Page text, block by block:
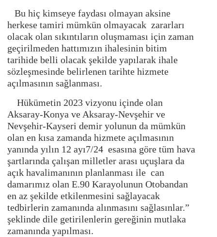
Bu hiç kimseye faydası olmayan aksine
herkese tamiri mümkün olmayacak zararları
olacak olan sıkıntıların oluşmaması için zaman
geçirilmeden hattımızın ihalesinin bitim
tarihide belli olacak şekilde yapılarak ihale
sözleşmesinde belirlenen tarihte hizmete
açılmasının sağlanması.
Hükümetin 2023 vizyonu içinde olan
Aksaray-Konya ve Aksaray-Nevşehir ve
Nevşehir-Kayseri demir yolunun da mümkün
olan en kısa zamanda hizmete açılmasının
yanında yılın 12 ayı7/24 esasına göre tüm hava
şartlarında çalışan milletler arası uçuşlara da
açık havalimanının planlanması ile can
damarımız olan E.90 Karayolunun Otobandan
en az şekilde etkilenmesini sağlayacak
tedbirlerin zamanında alınmasını sağlasınlar.”
şeklinde dile getirilenlerin gereğinin mutlaka
zamanında yapılması.